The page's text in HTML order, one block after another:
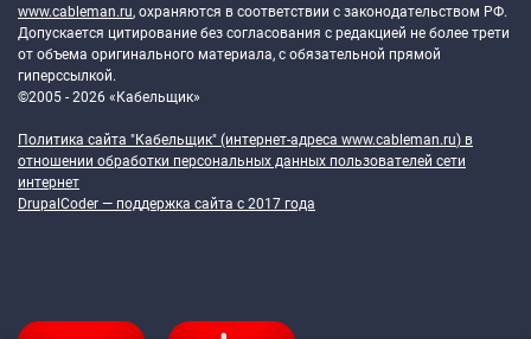
www.cableman.ru, охраняются в соответствии с законодательством РФ.
Допускается цитирование без согласования с редакцией не более трети
от объема оригинального материала, с обязательной прямой
гиперссылкой.
©2005 - 2026 «Кабельщик»
Политика сайта "Кабельщик" (интернет-адреса www.cableman.ru) в
отношении обработки персональных данных пользователей сети
интернет
DrupalCoder — поддержка сайта c 2017 года